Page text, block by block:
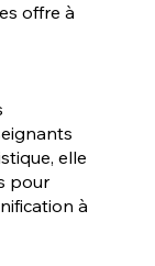
offre à
elle
pour
à